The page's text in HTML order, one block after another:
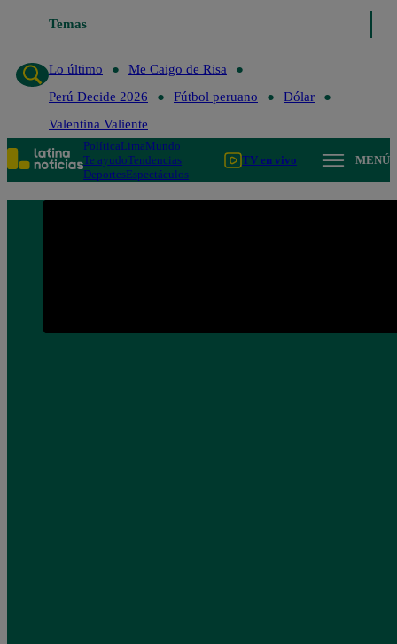
Temas
Lo último
Me Caigo de Risa
Perú Decide 2026
Fútbol peruano
Dólar
Valentina Valiente
PolíticaLimaMundo
Te ayudoTendencias
DeportesEspectáculos
TV en vivo MENÚ